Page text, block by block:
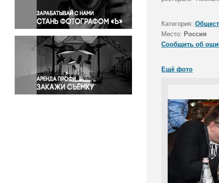
Происшествия и конфликты
Религия
Светская жизнь
Спорт
Экология
Экономика и бизнес
Категория:
Место: Россия
Сообщить об
Ещё фото